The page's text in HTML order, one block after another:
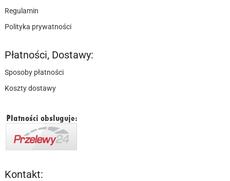
Regulamin
Polityka prywatności
Płatności, Dostawy:
Sposoby płatności
Koszty dostawy
Kontakt: